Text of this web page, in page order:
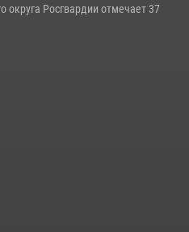
округа Росгвардии отмечает 37